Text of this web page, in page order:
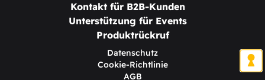
Kontakt für B2B-Kunden
Unterstützung für Events
Produktrückruf
Datenschutz
Cookie-Richtlinie
AGB